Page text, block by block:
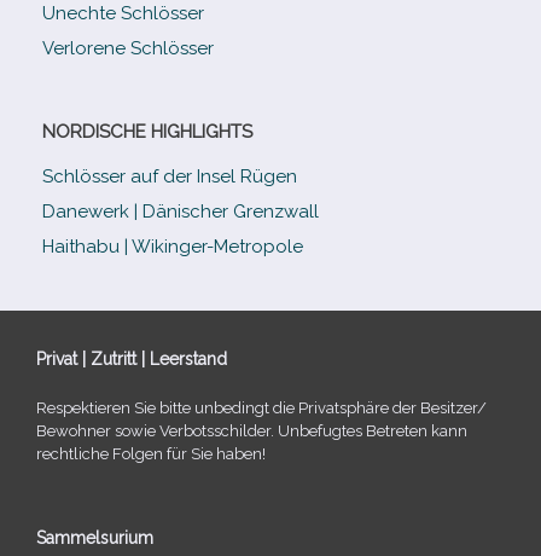
Unechte Schlösser
Verlorene Schlösser
NORDISCHE HIGHLIGHTS
Schlösser auf der Insel Rügen
Danewerk | Dänischer Grenzwall
Haithabu | Wikinger-Metropole
Privat | Zutritt | Leerstand
Respektieren Sie bitte unbe­dingt die Privatsphäre der Besitzer/​
Bewohner sowie Verbotsschilder. Unbefugtes Betreten kann
recht­li­che Folgen für Sie haben!
Sammelsurium